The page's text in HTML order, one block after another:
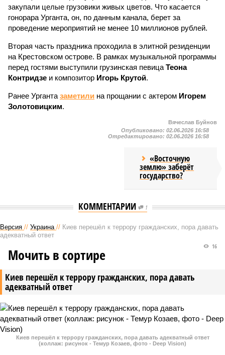
закупали целые грузовики живых цветов. Что касается
гонорара Урганта, он, по данным канала, берет за
проведение мероприятий не менее 10 миллионов рублей.
Вторая часть праздника проходила в элитной резиденции
на Крестовском острове. В рамках музыкальной программы
перед гостями выступили грузинская певица Теона
Контридзе и композитор Игорь Крутой.
Ранее Урганта заметили на прощании с актером Игорем
Золотовицким.
Вячеслав Буйнов
Опубликовано: 02.06.2026 16:58
Отредактировано: 02.06.2026 16:58
«Восточную
землю» заберёт
государство?
КОММЕНТАРИИ 1
Версия // Украина // Киев перешёл к террору гражданских, пора давать
адекватный ответ
Киев перешёл к террору гражданских, пора давать
адекватный ответ
16
Мочить в сортире
Киев перешёл к террору гражданских, пора давать адекватный ответ
(коллаж: рисунок - Темур Козаев, фото - Deep Vision)